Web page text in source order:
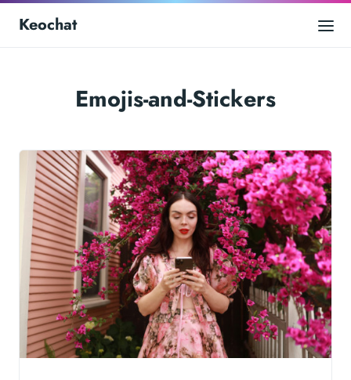
Keochat
Emojis-and-Stickers